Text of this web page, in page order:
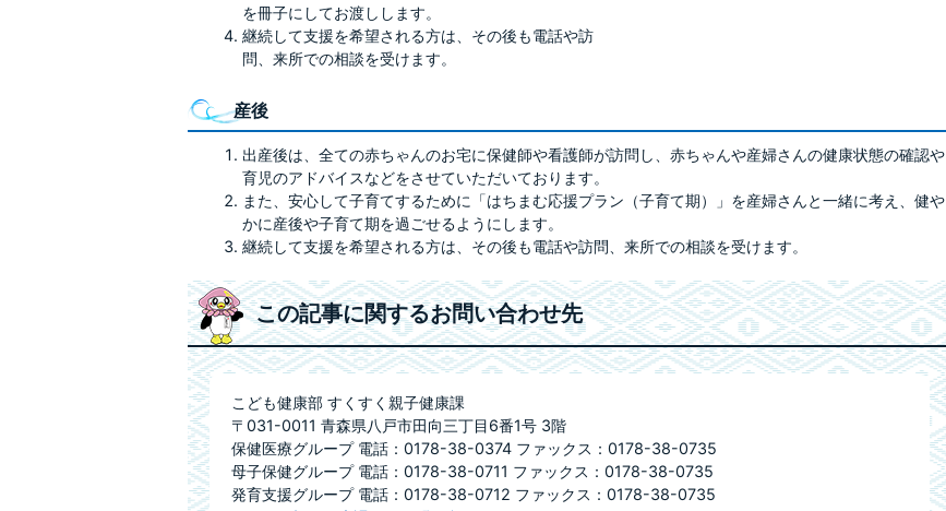
を冊子にしてお渡しします。
継続して支援を希望される方は、その後も電話や訪
問、来所での相談を受けます。
産後
出産後は、全ての赤ちゃんのお宅に保健師や看護師が訪問し、赤ちゃんや産婦さんの健康状態の確認や
育児のアドバイスなどをさせていただいております。
また、安心して子育てするために「はちまむ応援プラン（子育て期）」を産婦さんと一緒に考え、健や
かに産後や子育て期を過ごせるようにします。
継続して支援を希望される方は、その後も電話や訪問、来所での相談を受けます。
この記事に関するお問い合わせ先
こども健康部 すくすく親子健康課
〒031-0011 青森県八戸市田向三丁目6番1号 3階
保健医療グループ 電話：0178-38-0374 ファックス：0178-38-0735
母子保健グループ 電話：0178-38-0711 ファックス：0178-38-0735
発育支援グループ 電話：0178-38-0712 ファックス：0178-38-0735